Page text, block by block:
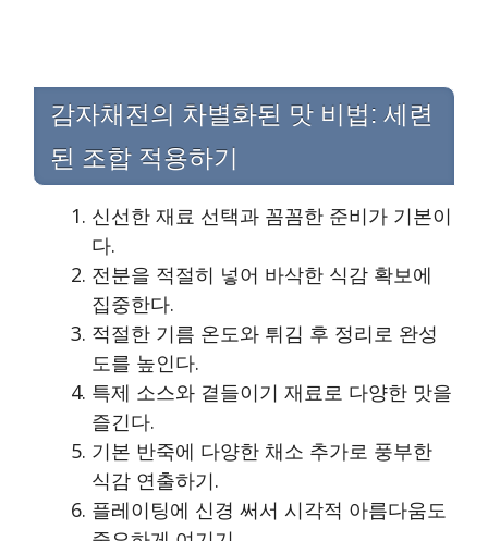
감자채전의 차별화된 맛 비법: 세련
된 조합 적용하기
신선한 재료 선택과 꼼꼼한 준비가 기본이
다.
전분을 적절히 넣어 바삭한 식감 확보에
집중한다.
적절한 기름 온도와 튀김 후 정리로 완성
도를 높인다.
특제 소스와 곁들이기 재료로 다양한 맛을
즐긴다.
기본 반죽에 다양한 채소 추가로 풍부한
식감 연출하기.
플레이팅에 신경 써서 시각적 아름다움도